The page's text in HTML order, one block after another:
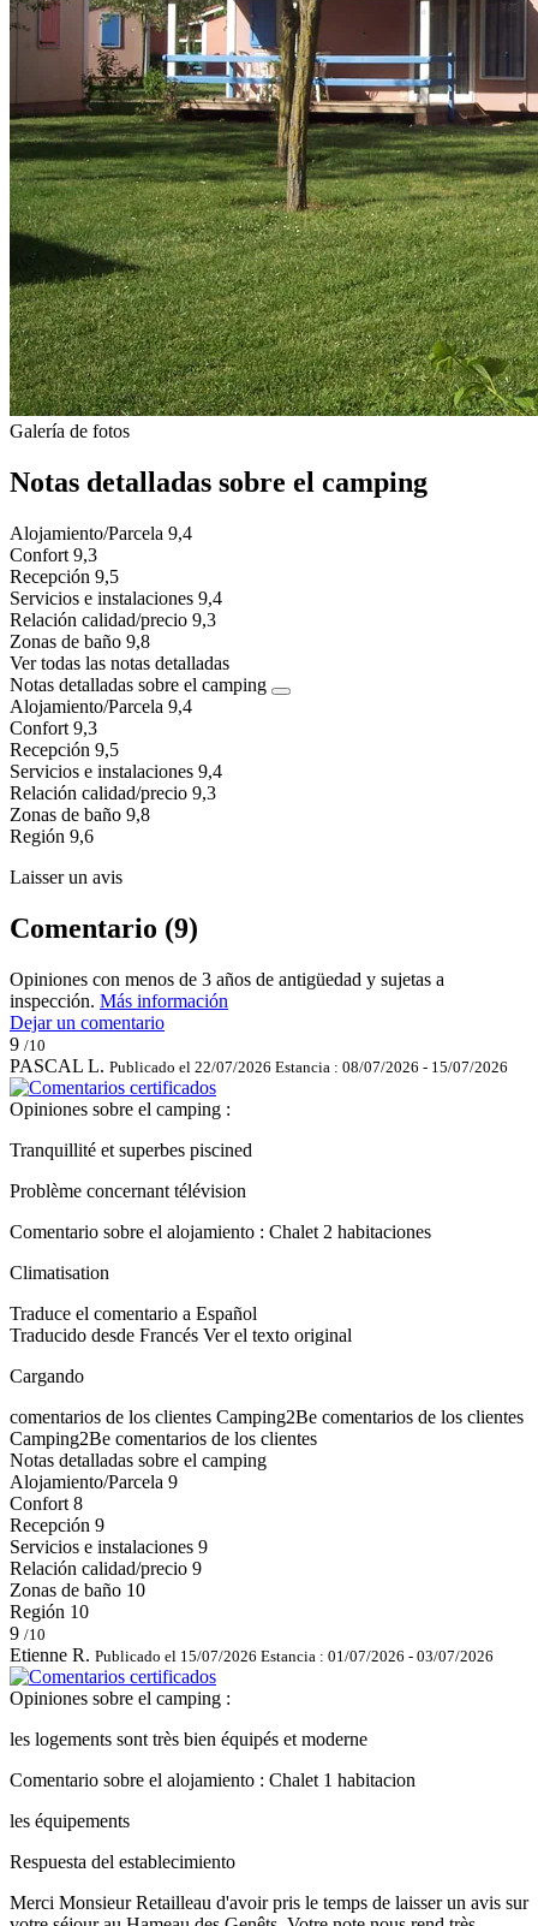
Galería de fotos
Notas detalladas sobre el camping
Alojamiento/Parcela 9,4
Confort 9,3
Recepción 9,5
Servicios e instalaciones 9,4
Relación calidad/precio 9,3
Zonas de baño 9,8
Ver todas las notas detalladas
Notas detalladas sobre el camping
Alojamiento/Parcela 9,4
Confort 9,3
Recepción 9,5
Servicios e instalaciones 9,4
Relación calidad/precio 9,3
Zonas de baño 9,8
Región 9,6
Laisser un avis
Comentario (9)
Opiniones con menos de 3 años de antigüedad y sujetas a
inspección. Más información
Dejar un comentario
9 /10
PASCAL L. Publicado el 22/07/2026 Estancia : 08/07/2026 - 15/07/2026
Opiniones sobre el camping :
Tranquillité et superbes piscined
Problème concernant télévision
Comentario sobre el alojamiento : Chalet 2 habitaciones
Climatisation
Traduce el comentario a Español
Traducido desde Francés Ver el texto original
Cargando
comentarios de los clientes Camping2Be comentarios de los clientes
Camping2Be comentarios de los clientes
Notas detalladas sobre el camping
Alojamiento/Parcela 9
Confort 8
Recepción 9
Servicios e instalaciones 9
Relación calidad/precio 9
Zonas de baño 10
Región 10
9 /10
Etienne R. Publicado el 15/07/2026 Estancia : 01/07/2026 - 03/07/2026
Opiniones sobre el camping :
les logements sont très bien équipés et moderne
Comentario sobre el alojamiento : Chalet 1 habitacion
les équipements
Respuesta del establecimiento
Merci Monsieur Retailleau d'avoir pris le temps de laisser un avis sur